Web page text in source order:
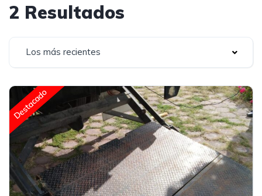
2 Resultados
Los más recientes
Destacado